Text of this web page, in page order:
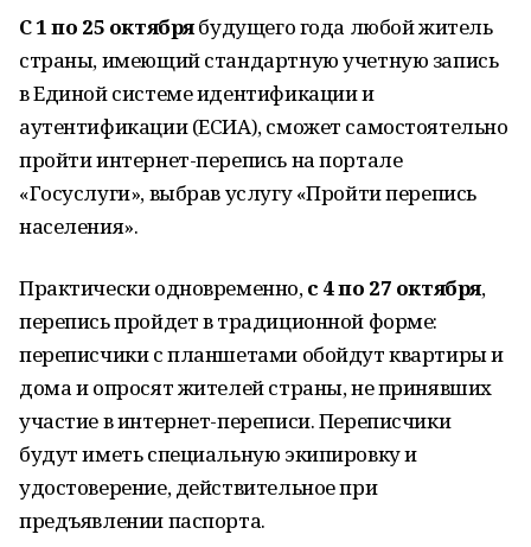
С 1 по 25 октябрябудущего года любой житель
страны, имеющий стандартную учетную запись
в Единой системе идентификации и
аутентификации (ЕСИА), сможет самостоятельно
пройти интернет-перепись на портале
«Госуслуги», выбрав услугу «Пройти перепись
населения».
Практически одновременно,с 4 по 27 октября,
перепись пройдет в традиционной форме:
переписчики с планшетами обойдут квартиры и
дома и опросят жителей страны, не принявших
участие в интернет-переписи. Переписчики
будут иметь специальную экипировку и
удостоверение, действительное при
предъявлении паспорта.